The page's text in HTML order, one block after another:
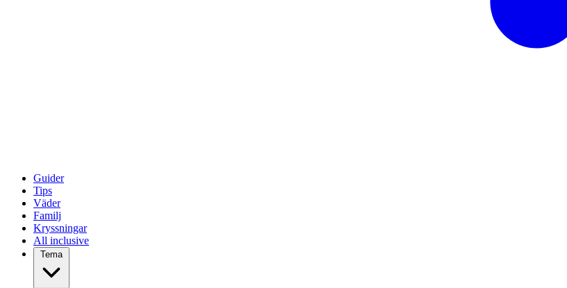
Guider
Tips
Väder
Familj
Kryssningar
All inclusive
Tema